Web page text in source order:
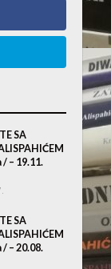
SA
– 19.11.
SA
– 20.08.